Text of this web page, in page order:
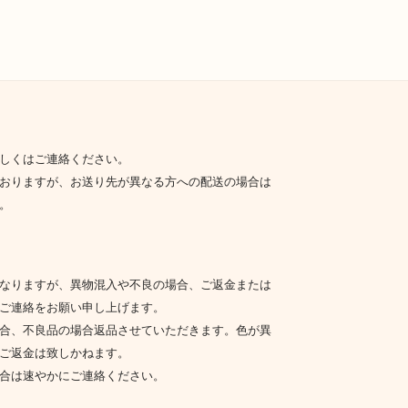
くはご連絡ください。
りますが、お送り先が異なる方への配送の場合は
りますが、異物混入や不良の場合、ご返金または
連絡をお願い申し上げます。
、不良品の場合返品させていただきます。色が異
返金は致しかねます。
は速やかにご連絡ください。